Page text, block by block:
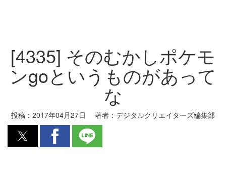
[4335] そのむかしポケモ
ンgoというものがあって
な
投稿： 2017年04月27日 著者： デジタルクリエイターズ編集部